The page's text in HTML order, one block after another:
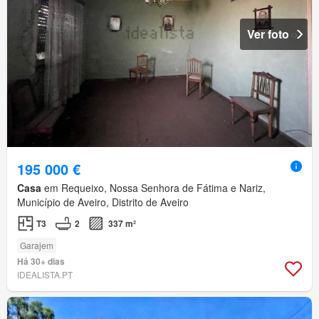
Ver foto
195 000 €
Casa em Requeixo, Nossa Senhora de Fátima e Nariz,
Município de Aveiro, Distrito de Aveiro
T3 2 337 m²
Garajem
Há 30+ dias
IDEALISTA.PT